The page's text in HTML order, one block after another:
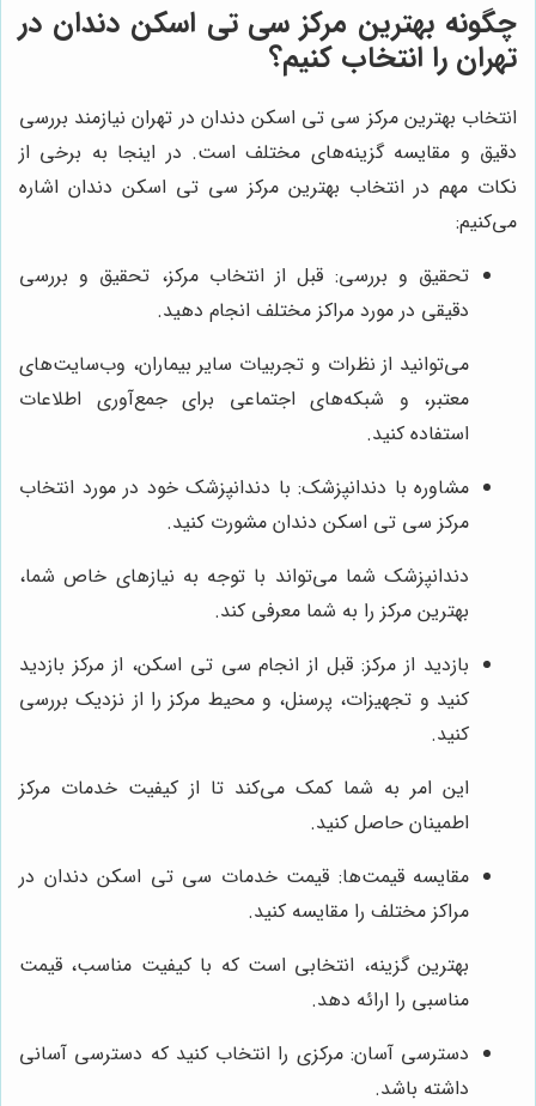
چگونه بهترین مرکز سی تی اسکن دندان در
تهران را انتخاب کنیم؟
انتخاب بهترین مرکز سی تی اسکن دندان در تهران نیازمند بررسی
دقیق و مقایسه گزینه‌های مختلف است. در اینجا به برخی از
نکات مهم در انتخاب بهترین مرکز سی تی اسکن دندان اشاره
می‌کنیم:
تحقیق و بررسی: قبل از انتخاب مرکز، تحقیق و بررسی
دقیقی در مورد مراکز مختلف انجام دهید.
می‌توانید از نظرات و تجربیات سایر بیماران، وب‌سایت‌های
معتبر، و شبکه‌های اجتماعی برای جمع‌آوری اطلاعات
استفاده کنید.
مشاوره با دندانپزشک: با دندانپزشک خود در مورد انتخاب
مرکز سی تی اسکن دندان مشورت کنید.
دندانپزشک شما می‌تواند با توجه به نیازهای خاص شما،
بهترین مرکز را به شما معرفی کند.
بازدید از مرکز: قبل از انجام سی تی اسکن، از مرکز بازدید
کنید و تجهیزات، پرسنل، و محیط مرکز را از نزدیک بررسی
کنید.
این امر به شما کمک می‌کند تا از کیفیت خدمات مرکز
اطمینان حاصل کنید.
مقایسه قیمت‌ها: قیمت خدمات سی تی اسکن دندان در
مراکز مختلف را مقایسه کنید.
بهترین گزینه، انتخابی است که با کیفیت مناسب، قیمت
مناسبی را ارائه دهد.
دسترسی آسان: مرکزی را انتخاب کنید که دسترسی آسانی
داشته باشد.